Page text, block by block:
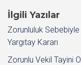
İlgili Yazılar
Zorunluluk Sebebiyle
Yargıtay Kararı
Zorunlu Vekil Tayini